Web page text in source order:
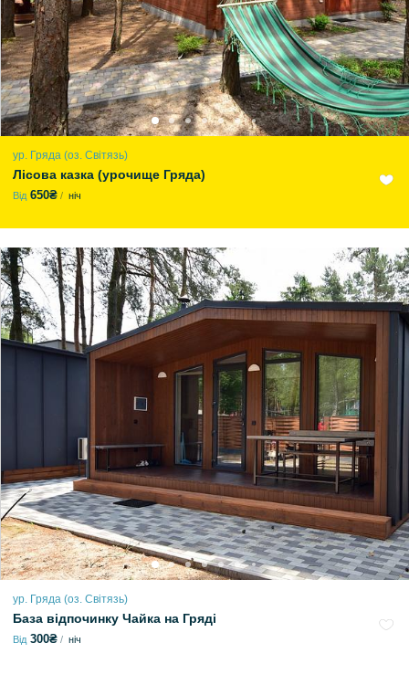
ур. Гряда (оз. Світязь)
Лісова казка (урочище Гряда)
Від 650₴ ніч
ур. Гряда (оз. Світязь)
База відпочинку Чайка на Гряді
Від 300₴ ніч